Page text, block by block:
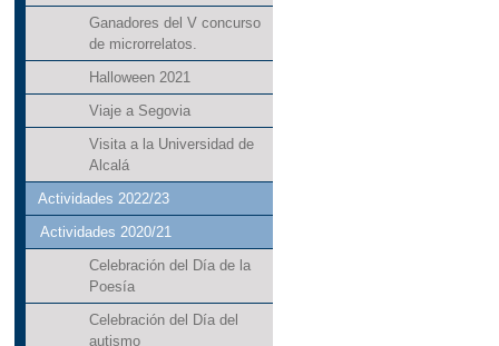
Ganadores del V concurso
de microrrelatos.
Halloween 2021
Viaje a Segovia
Visita a la Universidad de
Alcalá
Actividades 2022/23
Actividades 2020/21
Celebración del Día de la
Poesía
Celebración del Día del
autismo